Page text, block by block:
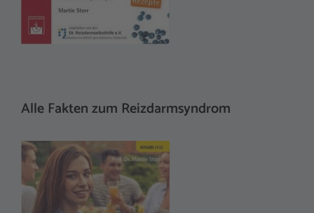
Alle Fakten zum Reizdarmsyndrom